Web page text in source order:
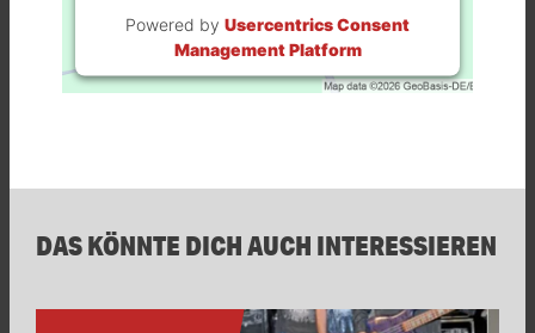
Powered by Usercentrics Consent
Management Platform
DAS KÖNNTE DICH AUCH INTERESSIEREN